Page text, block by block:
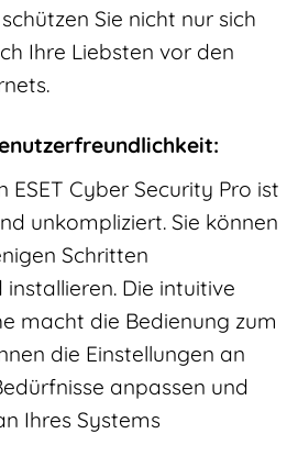
Sie nicht nur sich
Ihre Liebsten vor den
ESET Cyber Security Pro ist
unkompliziert. Sie können
Schritten
Die intuitive
macht die Bedienung zum
die Einstellungen an
anpassen und
Ihres Systems